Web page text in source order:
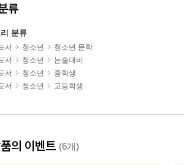
류
분류
서 청소년
청소년 문학
서
청소년
논술대비
서
청소년
중학생
서
청소년 고등학생
의 이벤트 (6개)